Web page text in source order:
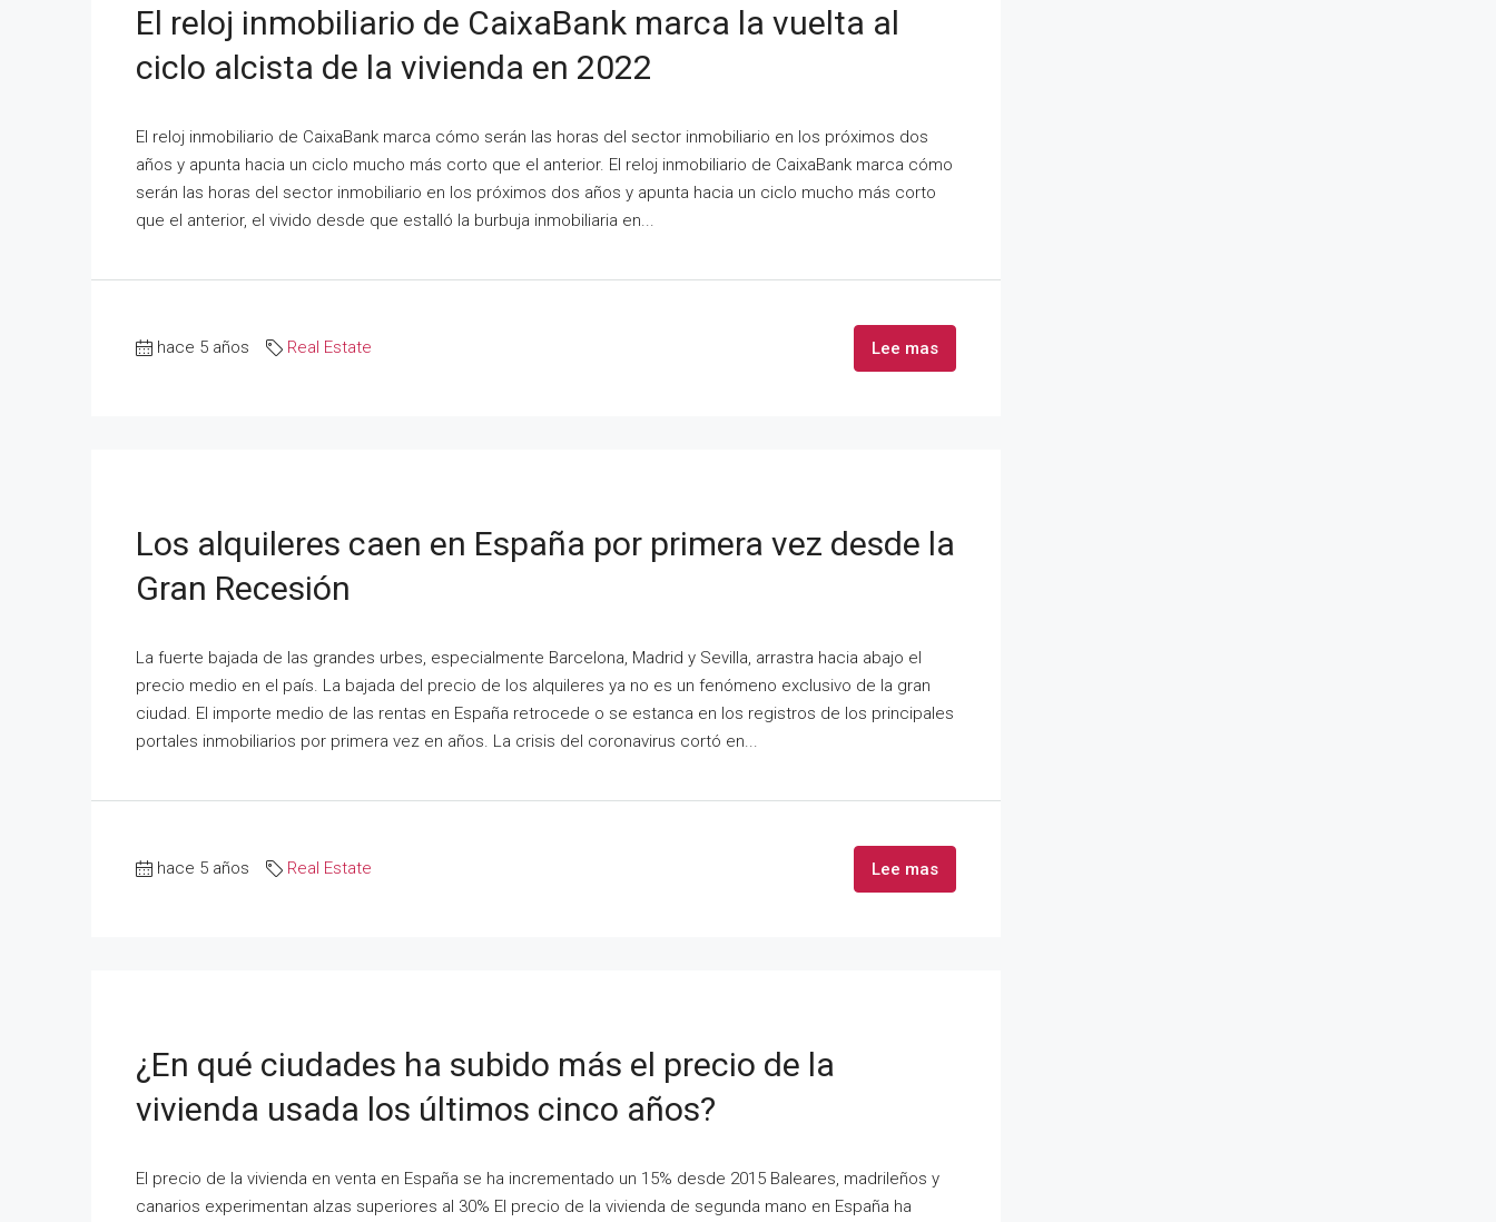
El reloj inmobiliario de CaixaBank marca la vuelta al
ciclo alcista de la vivienda en 2022
El reloj inmobiliario de CaixaBank marca cómo serán las horas del sector inmobiliario en los próximos dos
años y apunta hacia un ciclo mucho más corto que el anterior. El reloj inmobiliario de CaixaBank marca cómo
serán las horas del sector inmobiliario en los próximos dos años y apunta hacia un ciclo mucho más corto
que el anterior, el vivido desde que estalló la burbuja inmobiliaria en...
hace 5 años Real Estate Lee mas
Los alquileres caen en España por primera vez desde la
Gran Recesión
La fuerte bajada de las grandes urbes, especialmente Barcelona, Madrid y Sevilla, arrastra hacia abajo el
precio medio en el país. La bajada del precio de los alquileres ya no es un fenómeno exclusivo de la gran
ciudad. El importe medio de las rentas en España retrocede o se estanca en los registros de los principales
portales inmobiliarios por primera vez en años. La crisis del coronavirus cortó en...
hace 5 años Real Estate Lee mas
¿En qué ciudades ha subido más el precio de la
vivienda usada los últimos cinco años?
El precio de la vivienda en venta en España se ha incrementado un 15% desde 2015 Baleares, madrileños y
canarios experimentan alzas superiores al 30% El precio de la vivienda de segunda mano en España ha